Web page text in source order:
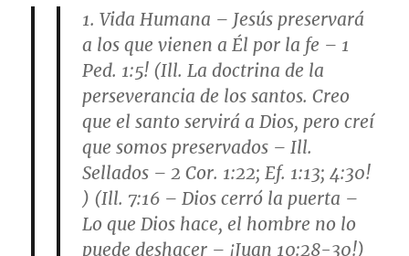
1. Vida Humana – Jesús preservará
a los que vienen a Él por la fe – 1
Ped. 1:5! (Ill. La doctrina de la
perseverancia de los santos. Creo
que el santo servirá a Dios, pero creí
que somos preservados – Ill.
Sellados – 2 Cor. 1:22; Ef. 1:13; 4:30!
) (Ill. 7:16 – Dios cerró la puerta –
Lo que Dios hace, el hombre no lo
puede deshacer – ¡Juan 10:28-30!)